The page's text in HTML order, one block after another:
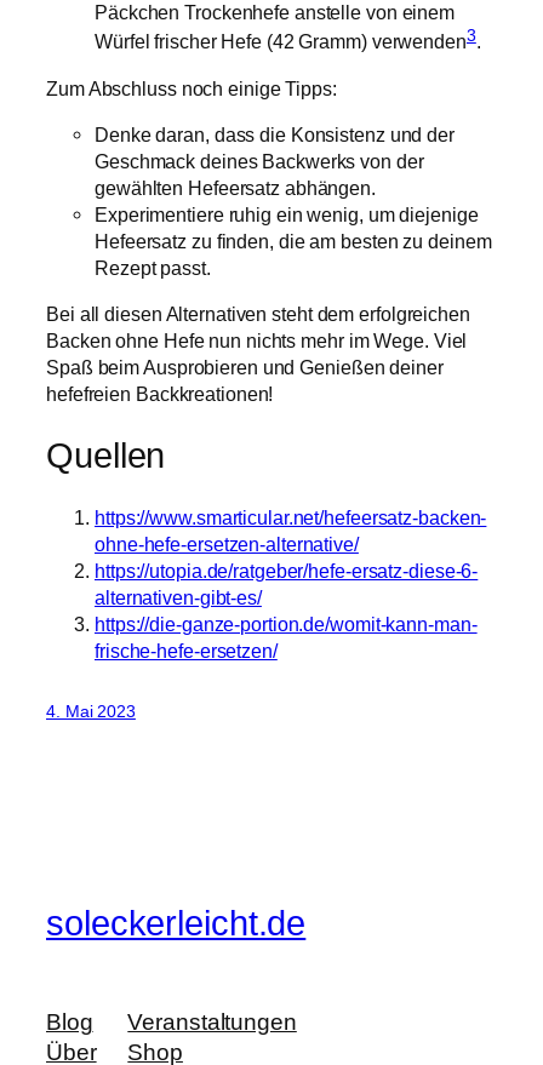
Päckchen Trockenhefe anstelle von einem
Würfel frischer Hefe (42 Gramm) verwenden3.
Zum Abschluss noch einige Tipps:
Denke daran, dass die Konsistenz und der
Geschmack deines Backwerks von der
gewählten Hefeersatz abhängen.
Experimentiere ruhig ein wenig, um diejenige
Hefeersatz zu finden, die am besten zu deinem
Rezept passt.
Bei all diesen Alternativen steht dem erfolgreichen
Backen ohne Hefe nun nichts mehr im Wege. Viel
Spaß beim Ausprobieren und Genießen deiner
hefefreien Backkreationen!
Quellen
https://www.smarticular.net/hefeersatz-backen-
ohne-hefe-ersetzen-alternative/
https://utopia.de/ratgeber/hefe-ersatz-diese-6-
alternativen-gibt-es/
https://die-ganze-portion.de/womit-kann-man-
frische-hefe-ersetzen/
4. Mai 2023
soleckerleicht.de
Blog
Über
Veranstaltungen
Shop